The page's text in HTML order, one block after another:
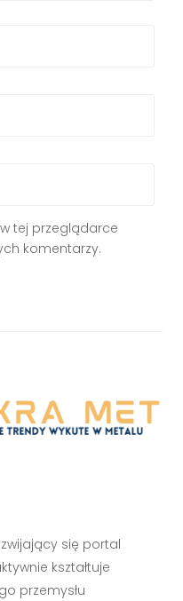
tej przeglądarce
komentarzy.
się portal
kształtuje
przemysłu